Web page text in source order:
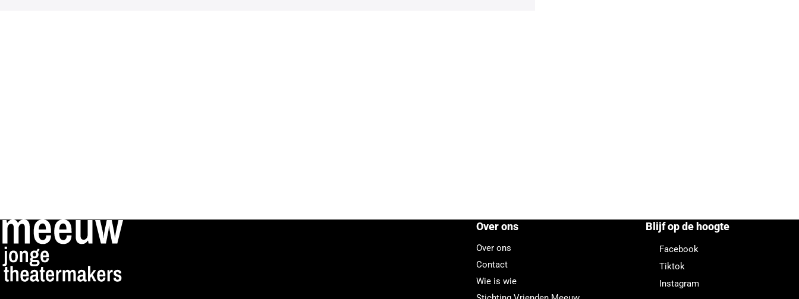
Over ons
Over ons
Contact
Wie is wie
Blijf op de hoogte
Facebook
Tiktok
Instagram